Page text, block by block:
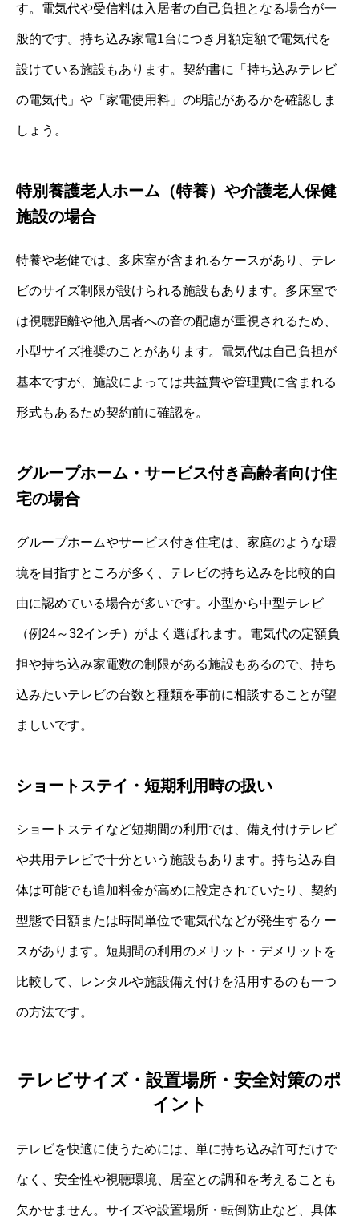
す。電気代や受信料は入居者の自己負担となる場合が一
般的です。持ち込み家電1台につき月額定額で電気代を
設けている施設もあります。契約書に「持ち込みテレビ
の電気代」や「家電使用料」の明記があるかを確認しま
しょう。
特別養護老人ホーム（特養）や介護老人保健
施設の場合
特養や老健では、多床室が含まれるケースがあり、テレ
ビのサイズ制限が設けられる施設もあります。多床室で
は視聴距離や他入居者への音の配慮が重視されるため、
小型サイズ推奨のことがあります。電気代は自己負担が
基本ですが、施設によっては共益費や管理費に含まれる
形式もあるため契約前に確認を。
グループホーム・サービス付き高齢者向け住
宅の場合
グループホームやサービス付き住宅は、家庭のような環
境を目指すところが多く、テレビの持ち込みを比較的自
由に認めている場合が多いです。小型から中型テレビ
（例24～32インチ）がよく選ばれます。電気代の定額負
担や持ち込み家電数の制限がある施設もあるので、持ち
込みたいテレビの台数と種類を事前に相談することが望
ましいです。
ショートステイ・短期利用時の扱い
ショートステイなど短期間の利用では、備え付けテレビ
や共用テレビで十分という施設もあります。持ち込み自
体は可能でも追加料金が高めに設定されていたり、契約
型態で日額または時間単位で電気代などが発生するケー
スがあります。短期間の利用のメリット・デメリットを
比較して、レンタルや施設備え付けを活用するのも一つ
の方法です。
テレビサイズ・設置場所・安全対策のポ
イント
テレビを快適に使うためには、単に持ち込み許可だけで
なく、安全性や視聴環境、居室との調和を考えることも
欠かせません。サイズや設置場所・転倒防止など、具体